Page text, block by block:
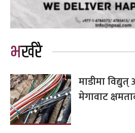
भर्खरै
माडीमा
मेगावाट